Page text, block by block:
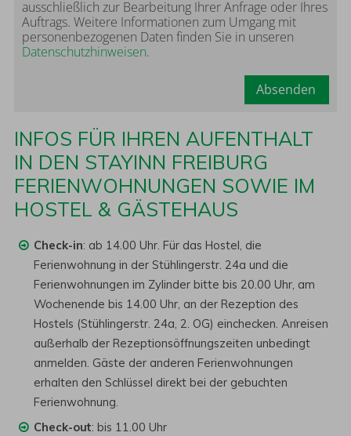
ausschließlich zur Bearbeitung Ihrer Anfrage oder Ihres
Auftrags. Weitere Informationen zum Umgang mit
personenbezogenen Daten finden Sie in unseren
Datenschutzhinweisen.
Absenden
INFOS FÜR IHREN AUFENTHALT
IN DEN STAYINN FREIBURG
FERIENWOHNUNGEN SOWIE IM
HOSTEL & GÄSTEHAUS
Check-in: ab 14.00 Uhr. Für das Hostel, die
Ferienwohnung in der Stühlingerstr. 24a und die
Ferienwohnungen im Zylinder bitte bis 20.00 Uhr, am
Wochenende bis 14.00 Uhr, an der Rezeption des
Hostels (Stühlingerstr. 24a, 2. OG) einchecken. Anreisen
außerhalb der Rezeptionsöffnungszeiten unbedingt
anmelden. Gäste der anderen Ferienwohnungen
erhalten den Schlüssel direkt bei der gebuchten
Ferienwohnung.
Check-out: bis 11.00 Uhr